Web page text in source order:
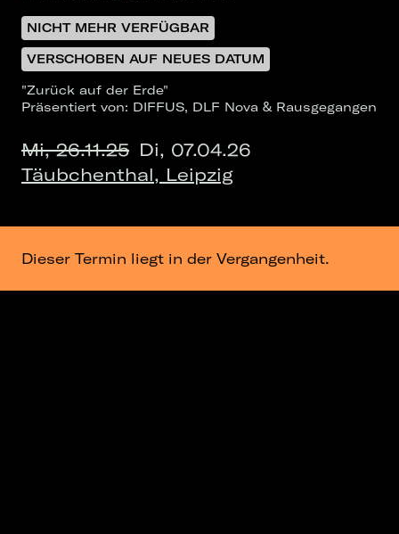
NICHT MEHR VERFÜGBAR
VERSCHOBEN AUF NEUES DATUM
"Zurück auf der Erde"
Präsentiert von: DIFFUS, DLF Nova & Rausgegangen
Mi, 26.11.25 Di, 07.04.26
Täubchenthal, Leipzig
Dieser Termin liegt in der Vergangenheit.